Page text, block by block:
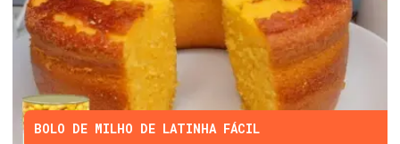
BOLO DE MILHO DE LATINHA FÁCIL